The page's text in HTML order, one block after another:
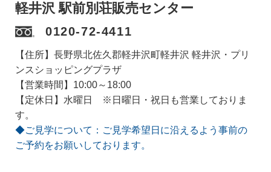
軽井沢 駅前別荘販売センター
0120-72-4411
【住所】長野県北佐久郡軽井沢町軽井沢 軽井沢・プリ
ンスショッピングプラザ
【営業時間】10:00～18:00
【定休日】水曜日 ※日曜日・祝日も営業しておりま
す。
◆ご見学について：ご見学希望日に沿えるよう事前の
ご予約をお願いしております。